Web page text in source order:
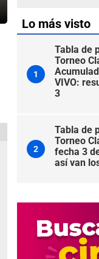
Lo más visto
1
Tabla de
Torneo
VIVO:
3
2
Tabla de
Torneo
fecha 3
así van